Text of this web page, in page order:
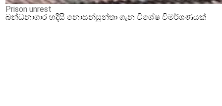
Prison unrest
බන්ධනාගාර හදිසි නොසන්සුන්තා ගැන විශේෂ විමර්ශණයක්